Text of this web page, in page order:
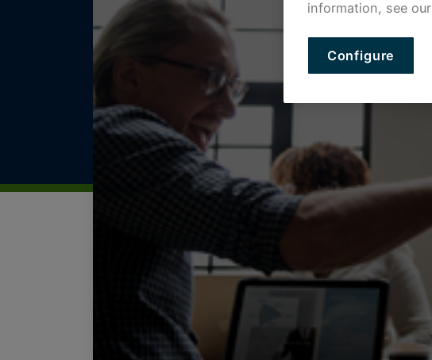
information, see our
Configure